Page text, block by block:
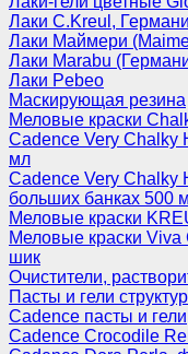
Лаки C.Kreul,
Лаки Маймери
Лаки Marabu
Лаки Pebeo
Маскирующая резина
Меловые краски
Cadence Very Chalky
мл
Cadence Very Chalky
больших банках 500
Меловые краски
Меловые краски
шик
Очистители,
Пасты и гели
Cadence пасты и гели
Cadence Crocodile